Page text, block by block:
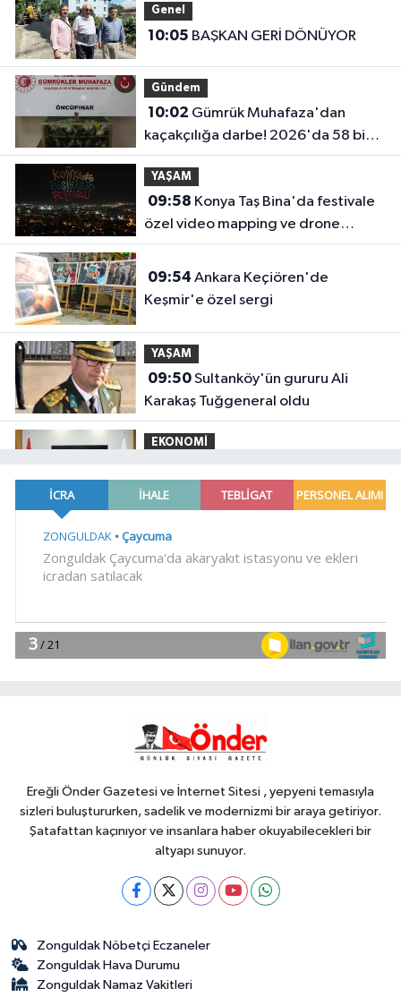
Genel
10:05 BAŞKAN GERİ DÖNÜYOR
Gündem
10:02
kaçakçılığa darbe! 2026'da 58 bin
519 canlı hayvan kurtarıldı
YAŞAM
09:58
özel video mapping ve drone
gösterisi büyüledi
09:54
Keşmir'e özel sergi
YAŞAM
09:50Sultanköy'ün gururu Ali
Karakaş Tuğgeneral oldu
EKONOMİ
devrede... İlk ihracatı kadın girişimci
gerçekleştirdi
09:43Kocaeli'de adrenalin zirve
09:35 İzmit Belediyesi'nden
muhtarlara doğum günü ziyareti
Ereğli Önder Gazetesi ve İnternet Sitesi , yepyeni temasıyla
sizleri buluştururken, sadelik ve modernizmi bir araya getiriyor.
Şatafattan kaçınıyor ve insanlara haber okuyabilecekleri bir
altyapı sunuyor.
Zonguldak Nöbetçi Eczaneler
Zonguldak Hava Durumu
Zonguldak Namaz Vakitleri